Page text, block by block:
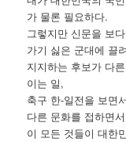
가 물론 필요하다.
그렇지만 신문을 보
가기 싫은 군대에 끌
지지하는 후보가 다
이는 일,
축구 한-일전을 보면
다른 문화를 접하면
이 모든 것들이 대한